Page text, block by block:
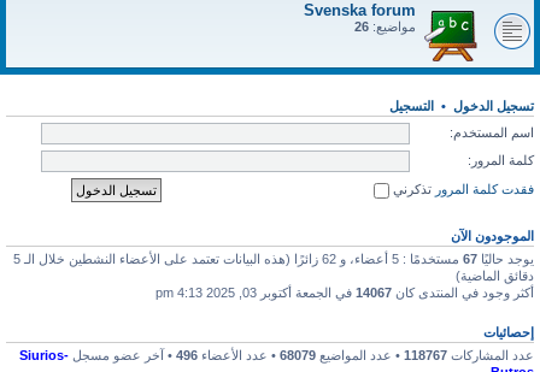
Svenska forum
مواضيع: 26
تسجيل الدخول • التسجيل
اسم المستخدم:
كلمة المرور:
فقدت كلمة المرور تذكرني
الموجودون الآن
يوجد حاليًا 67
مستخدمًا : 5 أعضاء، و 62 زائرًا (هذه البيانات تعتمد على الأعضاء النشطين خلال الـ 5
دقائق الماضية)
أكثر وجود في المنتدى كان 14067 في الجمعة أكتوبر 03, 2025 4:13 pm
إحصائيات
عدد المشاركات 118767 • عدد المواضيع 68079 • عدد الأعضاء 496 • آخر عضو مسجل Siurios-